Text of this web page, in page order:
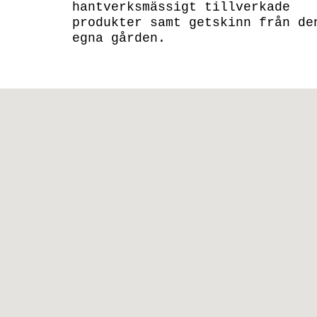
hantverksmässigt tillverkade
produkter samt getskinn från
egna gården.